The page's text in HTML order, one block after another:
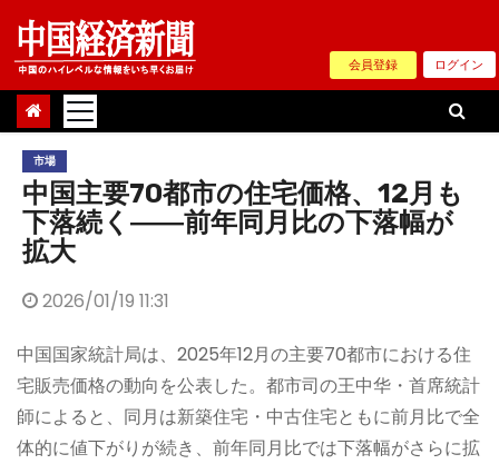
Skip
content
会員登録 ログイン
市場
中国主要70都市の住宅価格、12月も
下落続く――前年同月比の下落幅が
拡大
2026/01/19 11:31
中国国家統計局は、2025年12月の主要70都市における住
宅販売価格の動向を公表した。都市司の王中华・首席統計
師によると、同月は新築住宅・中古住宅ともに前月比で全
体的に値下がりが続き、前年同月比では下落幅がさらに拡